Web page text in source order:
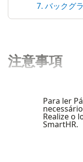
7. バックグ
注意事項
Para ler
Realize o
SmartHR.